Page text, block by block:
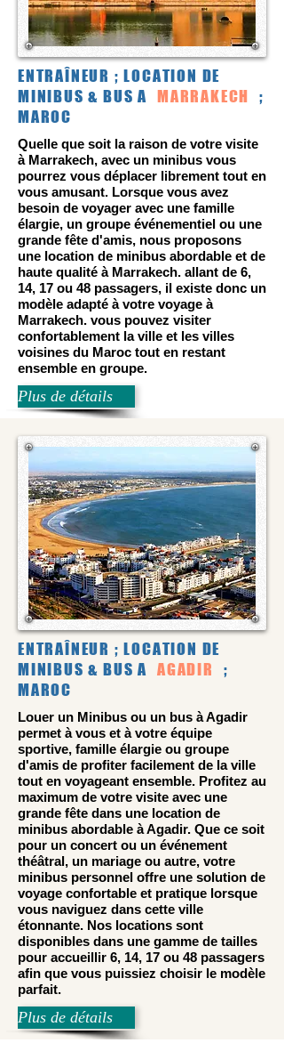
ENTRAÎNEUR ; LOCATION DE
MINIBUS & BUS A MARRAKECH
;
MAROC
Quelle que soit la raison de votre visite
à Marrakech, avec un minibus vous
pourrez vous déplacer librement tout en
vous amusant. Lorsque vous avez
besoin de voyager avec une famille
élargie, un groupe événementiel ou une
grande fête d'amis, nous proposons
une location de minibus abordable et de
haute qualité à Marrakech. allant de 6,
14, 17 ou 48 passagers, il existe donc un
modèle adapté à votre voyage à
Marrakech. vous pouvez visiter
confortablement la ville et les villes
voisines du Maroc tout en restant
ensemble en groupe.
Plus de détails
ENTRAÎNEUR ; LOCATION DE
MINIBUS & BUS A AGADIR
;
MAROC
Louer un Minibus ou un bus à Agadir
permet à vous et à votre équipe
sportive, famille élargie ou groupe
d'amis de profiter facilement de la ville
tout en voyageant ensemble. Profitez au
maximum de votre visite avec une
grande fête dans une location de
minibus abordable à Agadir. Que ce soit
pour un concert ou un événement
théâtral, un mariage ou autre, votre
minibus personnel offre une solution de
voyage confortable et pratique lorsque
vous naviguez dans cette ville
étonnante. Nos locations sont
disponibles dans une gamme de tailles
pour accueillir 6, 14, 17 ou 48 passagers
afin que vous puissiez choisir le modèle
parfait.
Plus de détails